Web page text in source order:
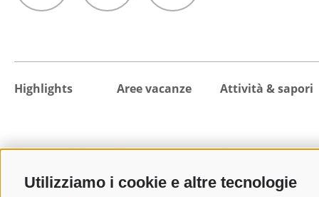
Utilizziamo i cookie e altre tecnologie
Highlights
Da vedere & Da fare
Aree vacanze
Destinazioni
Val di Fleres
Attività & sapori
Escursioni
Mangiare e bere